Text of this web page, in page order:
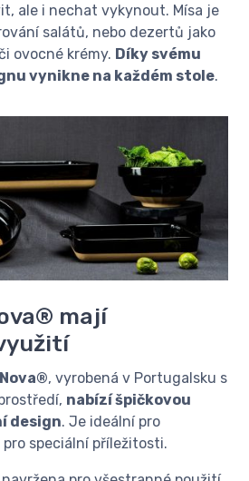
ale i nechat vykynout. Mísa je
salátů, nebo dezertů jako
ovocné krémy. Díky svému
vynikne na každém stole.
mají
, vyrobená v Portugalsku s
nabízí špičkovou
design. Je ideální pro
speciální příležitosti.